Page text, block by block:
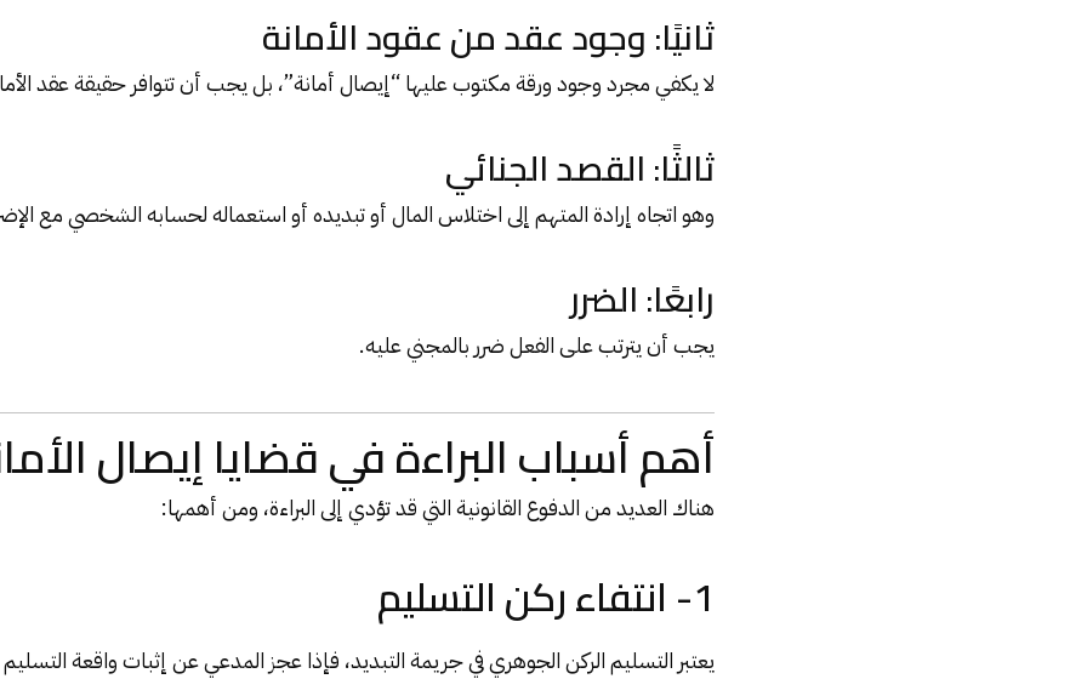
ثانيًا: وجود عقد من عقود الأمانة
لا يكفي مجرد وجود ورقة مكتوب عليها “إيصال أمانة”، بل يجب أن تتوافر حقيقة عقد
ثالثًا: القصد الجنائي
وهو اتجاه إرادة المتهم إلى اختلاس المال أو تبديده أو استعماله لحسابه الشخصي مع
رابعًا: الضرر
يجب أن يترتب على الفعل ضرر بالمجني عليه.
أهم أسباب البراءة في قضايا إيصال
هناك العديد من الدفوع القانونية التي قد تؤدي إلى البراءة، ومن أهمها:
1- انتفاء ركن التسليم
يعتبر التسليم الركن الجوهري في جريمة التبديد، فإذا عجز المدعي عن إثبات واقعة